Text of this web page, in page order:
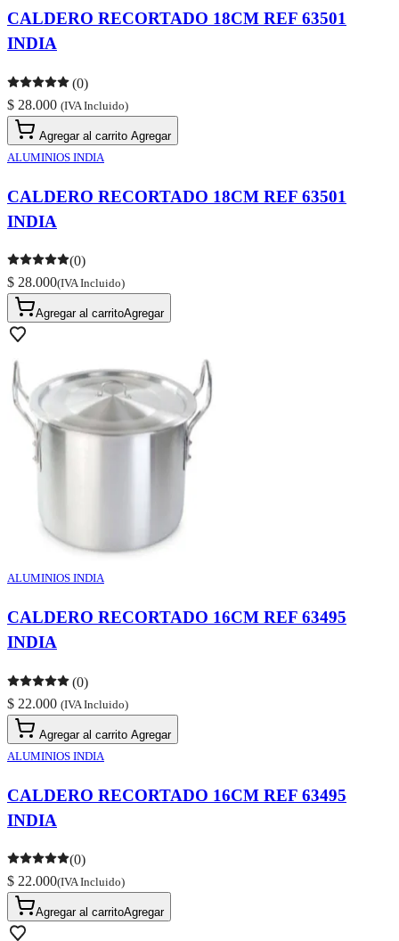
CALDERO RECORTADO 18CM REF 63501
INDIA
(0)
$ 28.000 (IVA Incluido)
Agregar al carrito Agregar
ALUMINIOS INDIA
CALDERO RECORTADO 18CM REF 63501
INDIA
(0)
$ 28.000(IVA Incluido)
Agregar al carritoAgregar
ALUMINIOS INDIA
CALDERO RECORTADO 16CM REF 63495
INDIA
(0)
$ 22.000 (IVA Incluido)
Agregar al carrito Agregar
ALUMINIOS INDIA
CALDERO RECORTADO 16CM REF 63495
INDIA
(0)
$ 22.000(IVA Incluido)
Agregar al carritoAgregar